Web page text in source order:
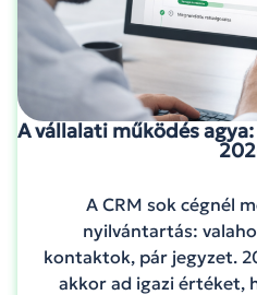
A vállalati működés
A CRM sok cégnél
nyilvántartás:
kontaktok, pár jegyzet.
akkor ad igazi értéket,